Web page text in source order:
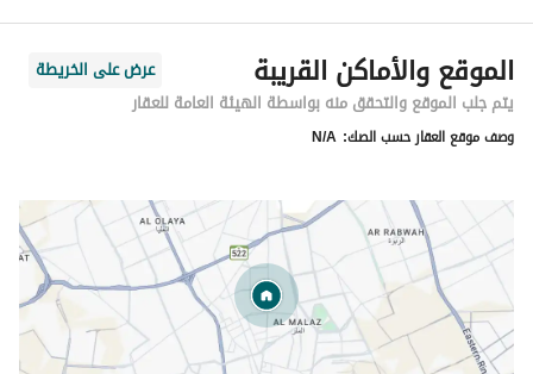
الموقع والأماكن القريبة
عرض على الخريطة
يتم جلب الموقع والتحقق منه بواسطة الهيئة العامة للعقار
وصف موقع العقار حسب الصك: N/A